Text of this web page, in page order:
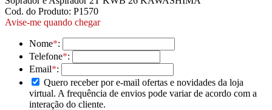
Cod. do Produto: P1570
Avise-me quando chegar
Nome*:
Telefone*:
Email*:
Quero receber por e-mail ofertas e novidades da loja
virtual. A frequência de envios pode variar de acordo com a
interação do cliente.